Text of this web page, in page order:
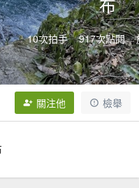
10次拍手 917次點閱
關注他 檢舉